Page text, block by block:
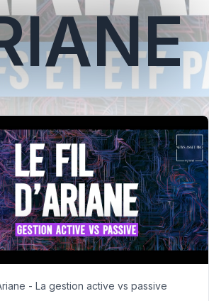
- La gestion active vs passive